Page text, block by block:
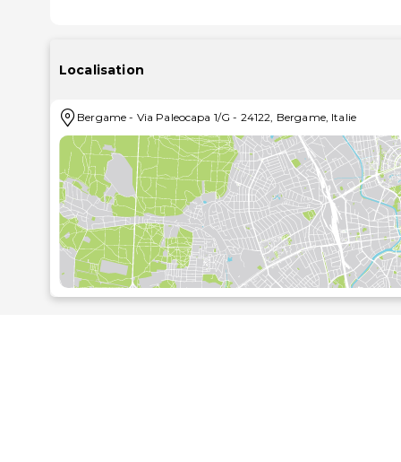
Wi-Fi à Internet gratuit vous permet de rester en
l'établissement comprennent un téléphone, mais
qui caractérisent l'établissement, notamment l'accès
Pour combler tous vos petits creux, NH Bergamo
vous invite à rejoindre son bar/salon pour une
les jours de07 h 00 à 10 h 00 moyennant un
Les équipements et services proposés incluent
service de nettoyage à sec / blanchisserie. Si vous
cet hôtel qui dispose d'espaces événements
voiturier est disponible dans l'enceinte de
Localisation
Bergame - Via Paleocapa 1/G - 24122, Bergame, Italie